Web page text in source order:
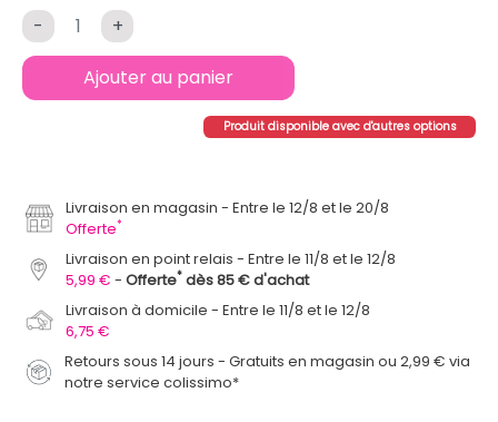
- +
Ajouter au panier
Produit disponible avec d'autres options
Livraison en magasin
Entre le 12/8 et le 20/8
Offerte*
Livraison en point relais
Entre le 11/8 et le 12/8
5,99 €
Offerte* dès 85 € d'achat
Livraison à domicile
Entre le 11/8 et le 12/8
6,75 €
Retours sous 14 jours - Gratuits en magasin ou 2,99 € via
notre service colissimo*